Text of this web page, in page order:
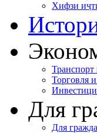
Хифзи
Транспорт
Торговля
Для
Для